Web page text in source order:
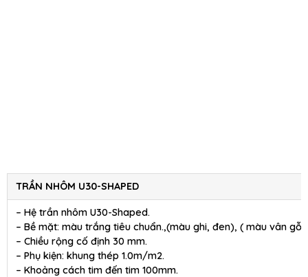
TRẦN NHÔM U30-SHAPED
– Hệ trần nhôm U30-Shaped.
– Bề mặt: màu trắng tiêu chuẩn.,(màu ghi, đen), ( màu vân gỗ
– Chiều rộng cố định 30 mm.
– Phụ kiện: khung thép 1.0m/m2.
– Khoảng cách tim đến tim 100mm.